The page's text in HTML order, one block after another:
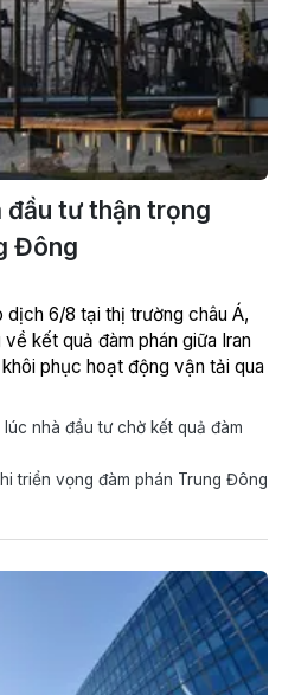
đầu tư thận trọng
Đông
dịch 6/8 tại thị trường châu Á,
kết quả đàm phán giữa Iran
phục hoạt động vận tải qua
nhà đầu tư chờ kết quả đàm
triển vọng đàm phán Trung Đông